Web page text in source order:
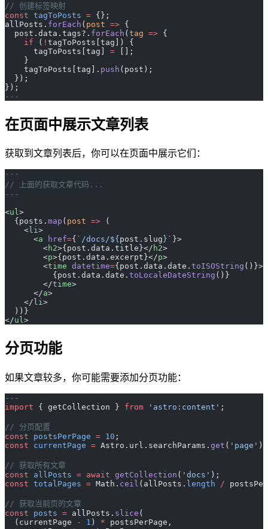
// 创建标签映射
const tagToPosts = {};
allPosts. forEach ( post => {
  post.data.tags?.
forEach (tag => {
    if
( ! tagToPosts[tag]) {
      tagToPosts[tag]
= [];
    }
    tagToPosts[tag].
push (post);
  });
});
---
在页面中展示文章列表
获取到文章列表后，你可以在页面中展示它们：
---
// 上面的获取文章代码...
---
<ul>
  {posts.
map ( post => (
    <
li>
      <
a href={ `/docs/${ post . slug }` }>
        <
h2>{post.data.title}</ h2>
        <
p>{post.data.excerpt}</p>
        <
time datetime={post.data.date. toISOString ()}>
          {post.data.date.
toLocaleDateString ()}
        </
time>
      </
a>
    </
li>
  ))}
</ul>
分页功能
如果文章较多，你可能需要添加分页功能：
---
import { getCollection } from 'astro:content' ;
// 分页配置
const postsPerPage = 10 ;
const currentPage = Astro.url.searchParams. get ( 'page' )
// 获取所有文章
const allPosts = await getCollection ( 'docs' );
const totalPages = Math. ceil (allPosts. length /
// 获取当前页的文章
const posts = allPosts. slice (
  (currentPage
- 1 ) * postsPerPage,